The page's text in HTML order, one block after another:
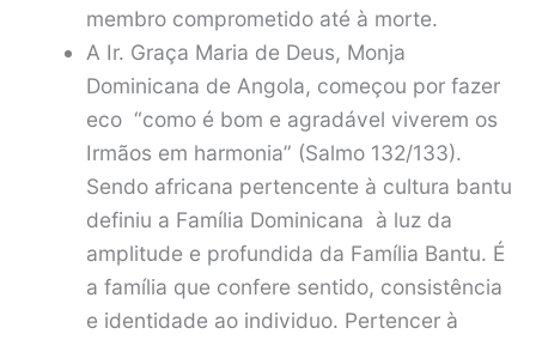
membro comprometido até à morte.
A Ir. Graça Maria de Deus, Monja
Dominicana de Angola, começou por fazer
eco “como é bom e agradável viverem os
Irmãos em harmonia” (Salmo 132/133).
Sendo africana pertencente à cultura bantu
definiu a Família Dominicana à luz da
amplitude e profundida da Família Bantu. É
a família que confere sentido, consistência
e identidade ao individuo. Pertencer à